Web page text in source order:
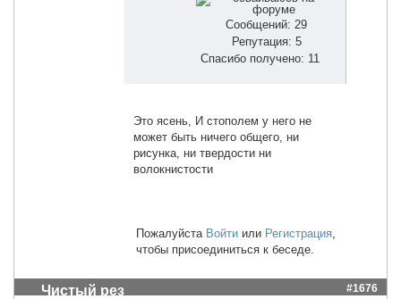
Сообщений: 29
Репутация: 5
Спасибо получено: 11
Это ясень, И стополем у него не
может быть ничего общего, ни
рисунка, ни твердости ни
волокнистости
Пожалуйста Войти или Регистрация
чтобы присоединиться к беседе.
Чистый рез #1676